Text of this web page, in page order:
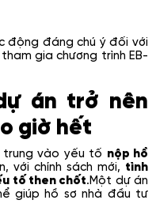
động đáng chú ý đối với
gia chương trình EB-
án trở nên
giờ hết
trung vào yếu tố nộp hồ
với chính sách mới, tình
tố then chốt.Một dự án
giúp hồ sơ nhà đầu tư